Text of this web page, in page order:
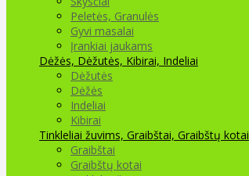
Peletės, Granulės
Gyvi masalai
Įrankiai jaukams
Dėžės, Dėžutės, Kibirai, Indeliai
Dėžutės
Dėžės
Indeliai
Kibirai
Tinkleliai žuvims, Graibštai, Graibštų kotai
Graibštai
Graibštų kotai